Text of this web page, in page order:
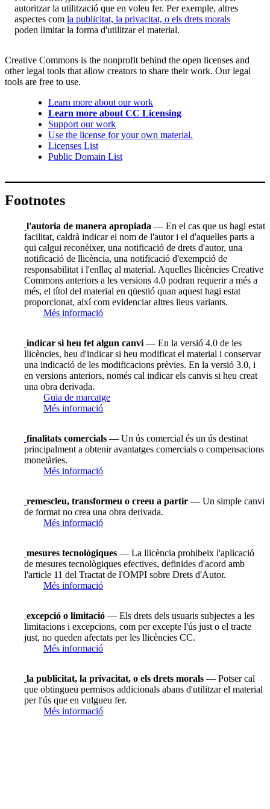
autoritzar la utilització que en voleu fer. Per exemple, altres
aspectes com la publicitat, la privacitat, o els drets morals
poden limitar la forma d'utilitzar el material.
Creative Commons is the nonprofit behind the open licenses and
other legal tools that allow creators to share their work. Our legal
tools are free to use.
Learn more about our work
Learn more about CC Licensing
Support our work
Use the license for your own material.
Licenses List
Public Domain List
Footnotes
l'autoria de manera apropiada — En el cas que us hagi estat
facilitat, caldrà indicar el nom de l'autor i el d'aquelles parts a
qui calgui reconèixer, una notificació de drets d'autor, una
notificació de llicència, una notificació d'exempció de
responsabilitat i l'enllaç al material. Aquelles llicències Creative
Commons anteriors a les versions 4.0 podran requerir a més a
més, el títol del material en qüestió quan aquest hagi estat
proporcionat, així com evidenciar altres lleus variants.
Més informació
indicar si heu fet algun canvi — En la versió 4.0 de les
llicències, heu d'indicar si heu modificat el material i conservar
una indicació de les modificacions prèvies. En la versió 3.0, i
en versions anteriors, només cal indicar els canvis si heu creat
una obra derivada.
Guia de marcatge
Més informació
finalitats comercials — Un ús comercial és un ús destinat
principalment a obtenir avantatges comercials o compensacions
monetàries.
Més informació
remescleu, transformeu o creeu a partir — Un simple canvi
de format no crea una obra derivada.
Més informació
mesures tecnològiques — La llicència prohibeix l'aplicació
de mesures tecnològiques efectives, definides d'acord amb
l'article 11 del Tractat de l'OMPI sobre Drets d'Autor.
Més informació
excepció o limitació — Els drets dels usuaris subjectes a les
limitacions i excepcions, com per excepte l'ús just o el tracte
just, no queden afectats per les llicències CC.
Més informació
la publicitat, la privacitat, o els drets morals — Potser cal
que obtingueu permisos addicionals abans d'utilitzar el material
per l'ús que en vulgueu fer.
Més informació